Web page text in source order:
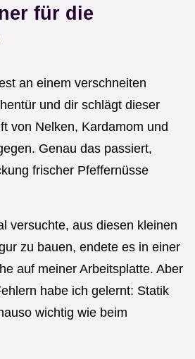
für die
an einem verschneiten
und dir schlägt dieser
von Nelken, Kardamom und
Genau das passiert,
frischer Pfeffernüsse
versuchte, aus diesen kleinen
zu bauen, endete es in einer
auf meiner Arbeitsplatte. Aber
habe ich gelernt: Statik
wichtig wie beim